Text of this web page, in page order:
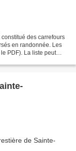
des carrefours
en randonnée. Les
PDF). La liste peut